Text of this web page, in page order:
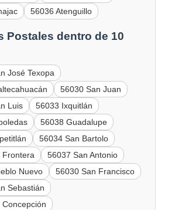
56036 Atenguillo
Postales dentro de 10
José Texopa
56030 San Juan
Luis
56033 Ixquitlán
56038 Guadalupe
56034 San Bartolo
Frontera
56037 San Antonio
Nuevo
56030 San Francisco
Sebastián